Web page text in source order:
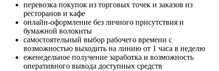
перевозка покупок из торговых точек и заказов из
ресторанов и кафе
онлайн-оформление без личного присутствия и
бумажной волокиты
самостоятельный выбор рабочего времени с
возможностью выходить на линию от 1 часа в неделю
еженедельное получение заработка и возможность
оперативного вывода доступных средств